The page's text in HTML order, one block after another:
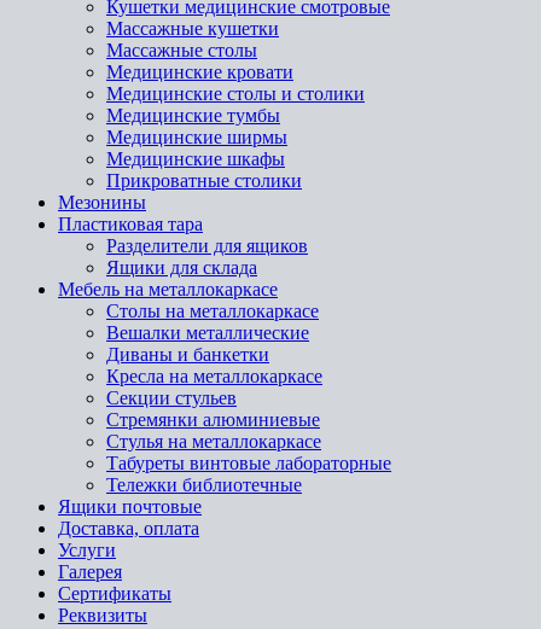
Кушетки медицинские смотровые
Массажные кушетки
Массажные столы
Медицинские кровати
Медицинские столы и столики
Медицинские тумбы
Медицинские ширмы
Медицинские шкафы
Прикроватные столики
Мезонины
Пластиковая тара
Разделители для ящиков
Ящики для склада
Мебель на металлокаркасе
Cтолы на металлокаркасе
Вешалки металлические
Диваны и банкетки
Кресла на металлокаркасе
Секции стульев
Стремянки алюминиевые
Стулья на металлокаркасе
Табуреты винтовые лабораторные
Тележки библиотечные
Ящики почтовые
Доставка, оплата
Услуги
Галерея
Сертификаты
Реквизиты